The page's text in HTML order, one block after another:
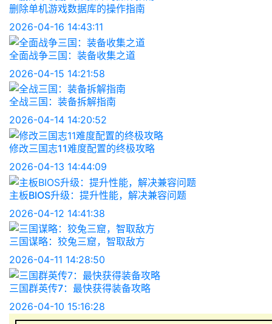
删除单机游戏数据库的操作指南
2026-04-16 14:43:11
全面战争三国：装备收集之道
2026-04-15 14:21:58
全战三国：装备拆解指南
2026-04-14 14:20:52
修改三国志11难度配置的终极攻略
2026-04-13 14:44:09
主板BIOS升级：提升性能，解决兼容问题
2026-04-12 14:41:38
三国谋略：狡兔三窟，智取敌方
2026-04-11 14:28:50
三国群英传7：最快获得装备攻略
2026-04-10 15:16:28